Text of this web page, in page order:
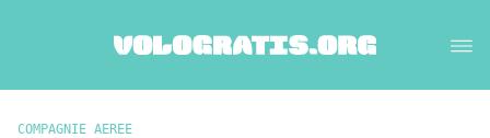
COMPAGNIE AEREE